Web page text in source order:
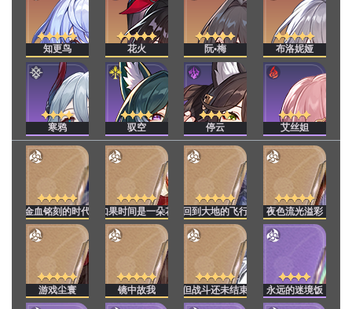
知更鸟 花火 阮•梅 布洛妮娅
寒鸦 驭空 停云 艾丝妲
金血铭刻的时代 如果时间是一朵花 回到大地的飞行 夜色流光溢彩
游戏尘寰 镜中故我 但战斗还未结束 永远的迷境饭